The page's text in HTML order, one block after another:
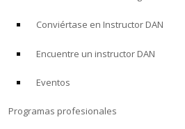
Conviértase en Instructor DAN
Encuentre un instructor DAN
Eventos
Programas profesionales